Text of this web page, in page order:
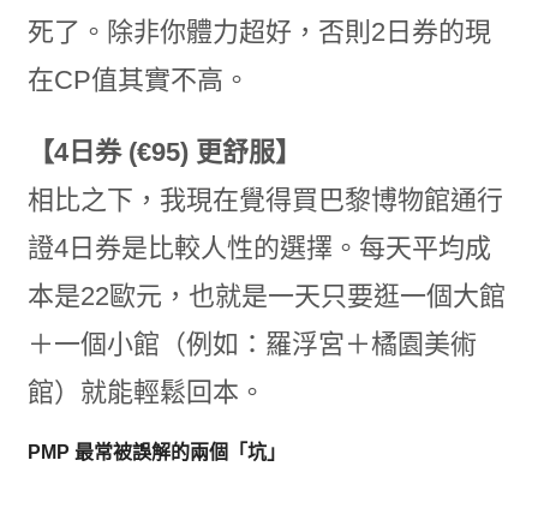
死了。除非你體力超好，否則2日券的現
在CP值其實不高。
【4日券 (€95) 更舒服】
相比之下，我現在覺得買巴黎博物館通行
證4日券是比較人性的選擇。每天平均成
本是22歐元，也就是一天只要逛一個大館
＋一個小館（例如：羅浮宮＋橘園美術
館）就能輕鬆回本。
PMP 最常被誤解的兩個「坑」